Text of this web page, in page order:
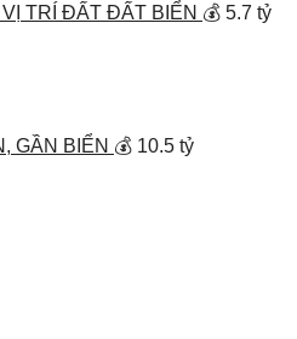
TRÍ ĐẤT ĐẤT BIỂN 💰 5.7 tỷ
GẦN BIỂN 💰 10.5 tỷ